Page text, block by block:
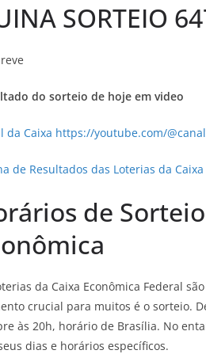
SORTEIO
do sorteio de hoje em video
da Caixa https://youtube.com/
de Resultados das Loterias da Caixa
de
da Caixa Econômica Federal
crucial para muitos é o sorteio.
às 20h, horário de Brasília. No
dias e horários específicos.